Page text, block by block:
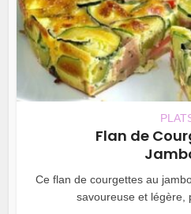
Flan de
Ce flan de courgettes au
savoureuse et légère,